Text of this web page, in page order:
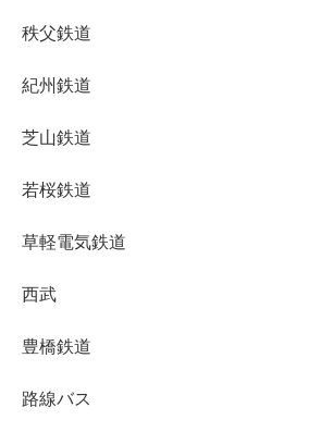
秩父鉄道
紀州鉄道
芝山鉄道
若桜鉄道
草軽電気鉄道
西武
豊橋鉄道
路線バス